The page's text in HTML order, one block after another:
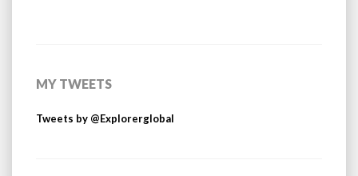
MY TWEETS
Tweets by @Explorerglobal